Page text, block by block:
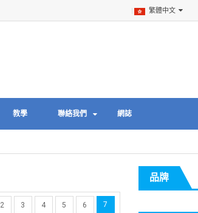
繁體中文
教學 聯絡我們 網誌
2 3 4 5 6 7
品牌